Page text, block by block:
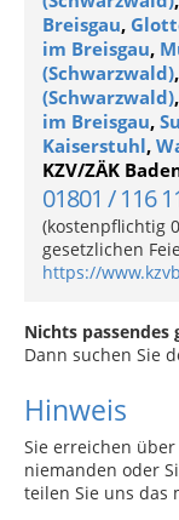
Breisgau,
im Breisgau,
(Schwarzwald),
(Schwarzwald),
im Breisgau,
Kaiserstuhl,
KZV/ZÄK
01801 / 116
(kostenpflichtig
gesetzlichen
https://
Nichts passendes
Dann suchen Sie
Hinweis
Sie erreichen
niemanden oder
teilen Sie uns das